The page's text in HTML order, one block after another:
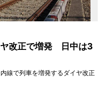
改正で増発 日中は3
線で列車を増発するダイヤ改正